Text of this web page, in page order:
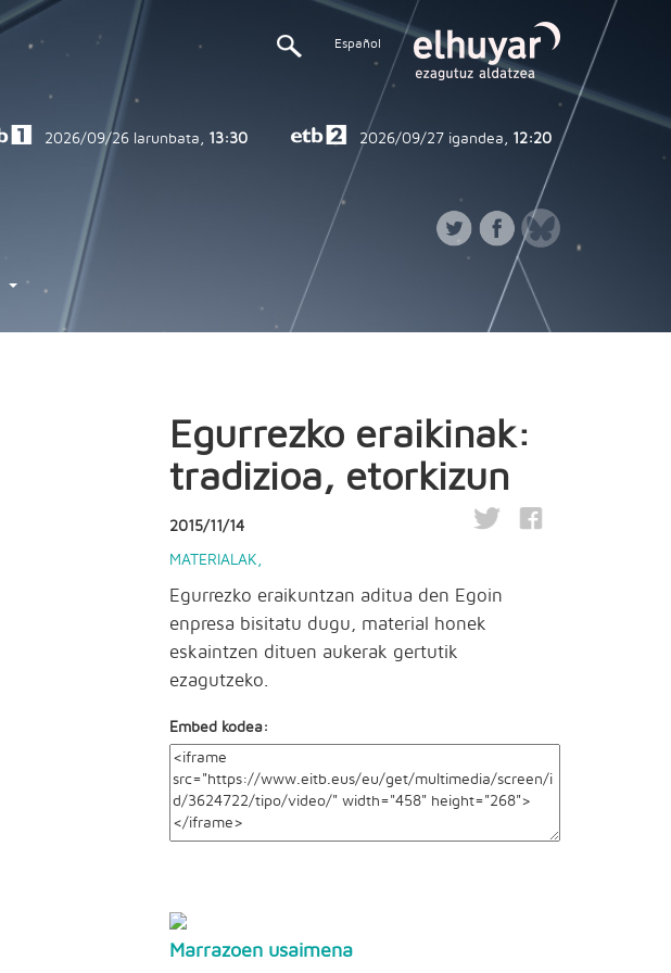
Español
2026/09/26 larunbata, 13:30 2026/09/27 igandea, 12:20
Egurrezko eraikinak:
tradizioa, etorkizun
2015/11/14
MATERIALAK,
Egurrezko eraikuntzan aditua den Egoin
enpresa bisitatu dugu, material honek
eskaintzen dituen aukerak gertutik
ezagutzeko.
Embed kodea:
Marrazoen usaimena